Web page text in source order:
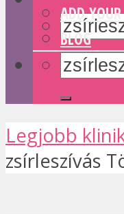
ADD
BLOG
Legjobb
zsírleszívás